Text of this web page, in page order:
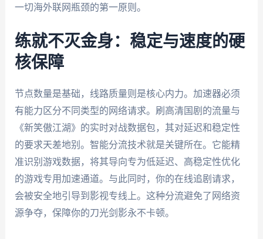
一切海外联网瓶颈的第一原则。
练就不灭金身：稳定与速度的硬
核保障
节点数量是基础，线路质量则是核心内力。加速器必须
有能力区分不同类型的网络请求。刷高清国剧的流量与
《新笑傲江湖》的实时对战数据包，其对延迟和稳定性
的要求天差地别。智能分流技术就是关键所在。它能精
准识别游戏数据，将其导向专为低延迟、高稳定性优化
的游戏专用加速通道。与此同时，你的在线追剧请求，
会被安全地引导到影视专线上。这种分流避免了网络资
源争夺，保障你的刀光剑影永不卡顿。